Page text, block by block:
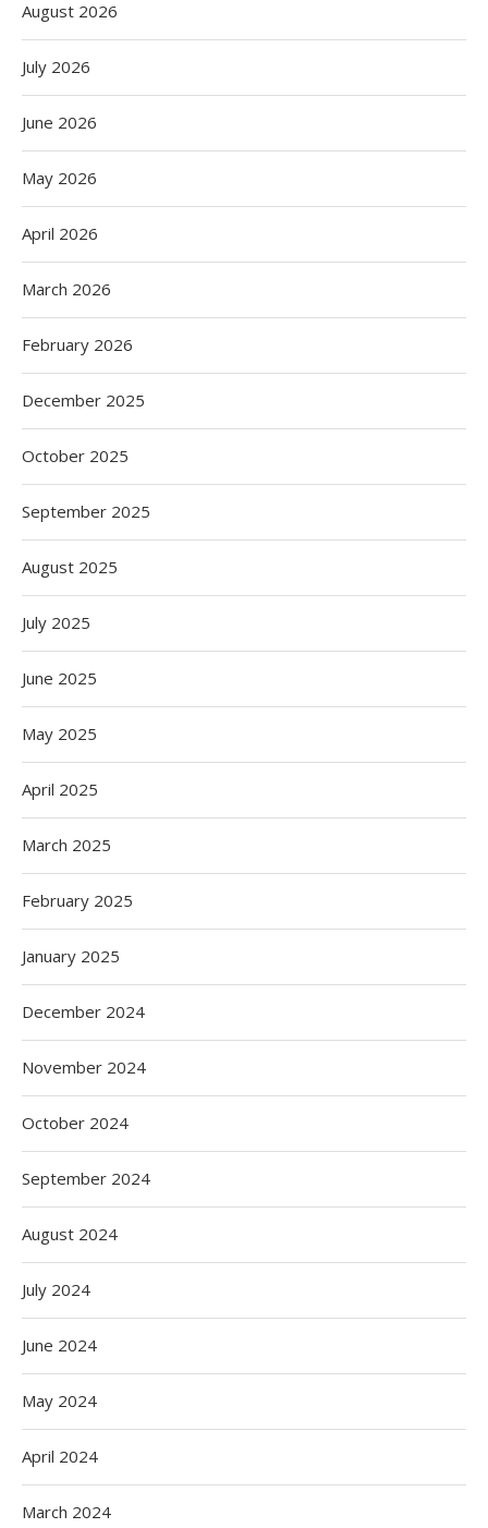
August 2026
July 2026
June 2026
May 2026
April 2026
March 2026
February 2026
December 2025
October 2025
September 2025
August 2025
July 2025
June 2025
May 2025
April 2025
March 2025
February 2025
January 2025
December 2024
November 2024
October 2024
September 2024
August 2024
July 2024
June 2024
May 2024
April 2024
March 2024